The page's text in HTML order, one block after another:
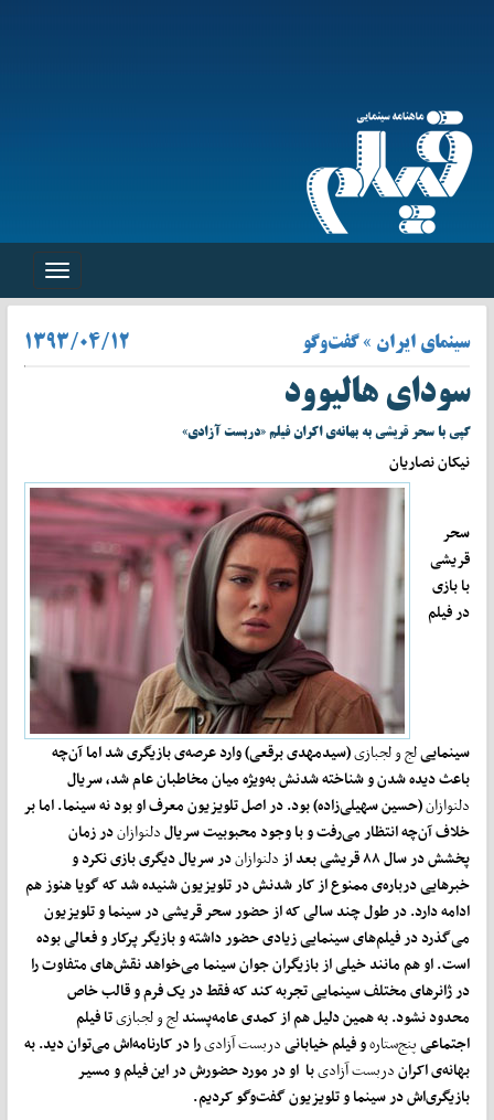
Toggle
سینمای ایران » گفت‌وگو ۱۳۹۳/۰۴/۱۲
سودای هالیوود
گپی با سحر قریشی به بهانه‌ی اکران فیلم «دربست آزادی»
نیکان نصاریان
سحر
قریشی
با بازی
در فیلم
سینماییلج و لجبازی(سیدمهدی برقعی) وارد عرصهی بازیگری شد اما آنچه
باعث دیده شدن و شناخته شدنش بهویژه میان مخاطبان عام شد، سریال
دلنوازان(حسین سهیلیزاده) بود. در اصل تلویزیون معرف او بود نه سینما. اما بر
خلاف آنچه انتظار میرفت و با وجود محبوبیت سریالدلنوازاندر زمان
پخشش در سال ۸۸ قریشی بعد از
دلنوازاندر سریال دیگری بازی نکرد و
خبرهایی دربارهی ممنوع از کار شدنش در تلویزیون شنیده شد که گویا هنوز هم
ادامه دارد. در طول چند سالی که از حضور سحر قریشی در سینما و تلویزیون
میگذرد در فیلمهای سینمایی زیادی حضور داشته و بازیگر پرکار و فعالی بوده
است. او هم مانند خیلی از بازیگران جوان سینما میخواهد نقشهای متفاوت را
در ژانرهای مختلف سینمایی تجربه کند که فقط در یک فرم و قالب خاص
محدود نشود. به همین دلیل هم از کمدی عامهپسندلج و لجبازیتا فیلم
اجتماعیپنج‌ستارهو فیلم خیابانیدربست آزادیرا در کارنامهاش میتوان دید. به
بهانهی اکراندربست آزادیبا او در مورد حضورش در این فیلم و مسیر
بازیگریاش در سینما و تلویزیون گفتوگو کردیم.